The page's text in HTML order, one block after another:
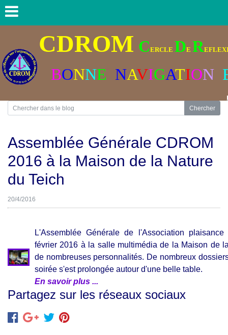
CDROM CERCLE DE R
BONNE NAVIGATION
Assemblée Générale CDROM
2016 à la Maison de la Nature
du Teich
20/4/2016
L'Assemblée Générale de l'Association
février 2016 à la salle multimédia de la Maison de
de nombreuses personnalités. De nombreux
soirée s'est prolongée autour d'une belle table.
En savoir plus ...
Partagez sur les réseaux sociaux